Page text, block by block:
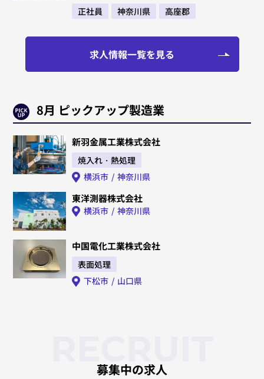
正社員 神奈川県 高座郡
求人情報一覧を見る
8月 ピックアップ製造業
新羽金属工業株式会社
焼入れ・熱処理
神奈川県
横浜市
東洋測器株式会社
神奈川県
横浜市
中国電化工業株式会社
表面処理
山口県
下松市
募集中の求人